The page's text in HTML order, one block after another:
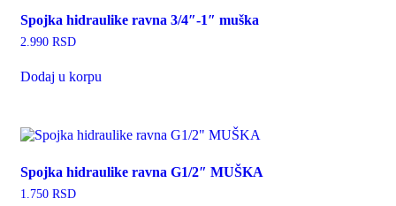
Spojka hidraulike ravna 3/4″-1″ muška
2.990 RSD
Dodaj u korpu
Spojka hidraulike ravna G1/2″ MUŠKA
1.750 RSD